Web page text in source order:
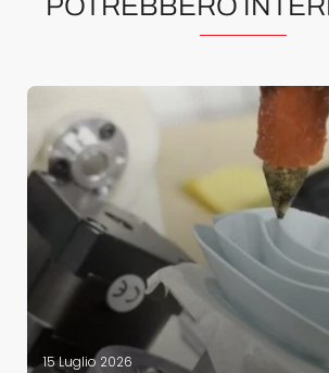
POTREBBERO
15 Luglio 2026